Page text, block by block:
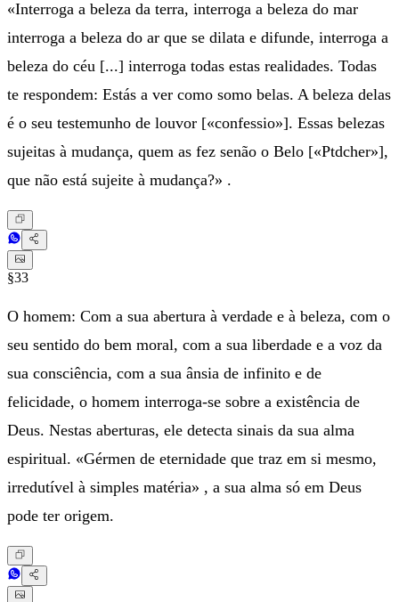
«Interroga a beleza da terra, interroga a beleza do mar
interroga a beleza do ar que se dilata e difunde, interroga a
beleza do céu [...] interroga todas estas realidades. Todas
te respondem: Estás a ver como somo belas. A beleza delas
é o seu testemunho de louvor [«confessio»]. Essas belezas
sujeitas à mudança, quem as fez senão o Belo [«Ptdcher»],
que não está sujeite à mudança?» .
§33
O homem: Com a sua abertura à verdade e à beleza, com o
seu sentido do bem moral, com a sua liberdade e a voz da
sua consciência, com a sua ânsia de infinito e de
felicidade, o homem interroga-se sobre a existência de
Deus. Nestas aberturas, ele detecta sinais da sua alma
espiritual. «Gérmen de eternidade que traz em si mesmo,
irredutível à simples matéria» , a sua alma só em Deus
pode ter origem.